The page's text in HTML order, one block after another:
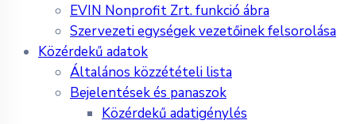
EVIN Nonprofit Zrt. funkció ábra
Szervezeti egységek vezetőinek felsorolása
Közérdekű adatok
Általános közzétételi lista
Bejelentések és panaszok
Közérdekű adatigénylés